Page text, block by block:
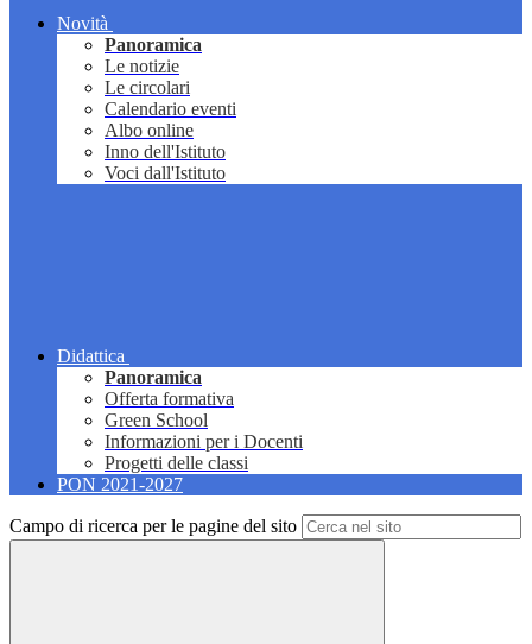
Novità
Panoramica
Le notizie
Le circolari
Calendario eventi
Albo online
Inno dell'Istituto
Voci dall'Istituto
Didattica
Panoramica
Offerta formativa
Green School
Informazioni per i Docenti
Progetti delle classi
PON 2021-2027
Campo di ricerca per le pagine del sito